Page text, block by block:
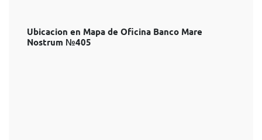
Ubicacion en Mapa de Oficina Banco Mare
Nostrum №405